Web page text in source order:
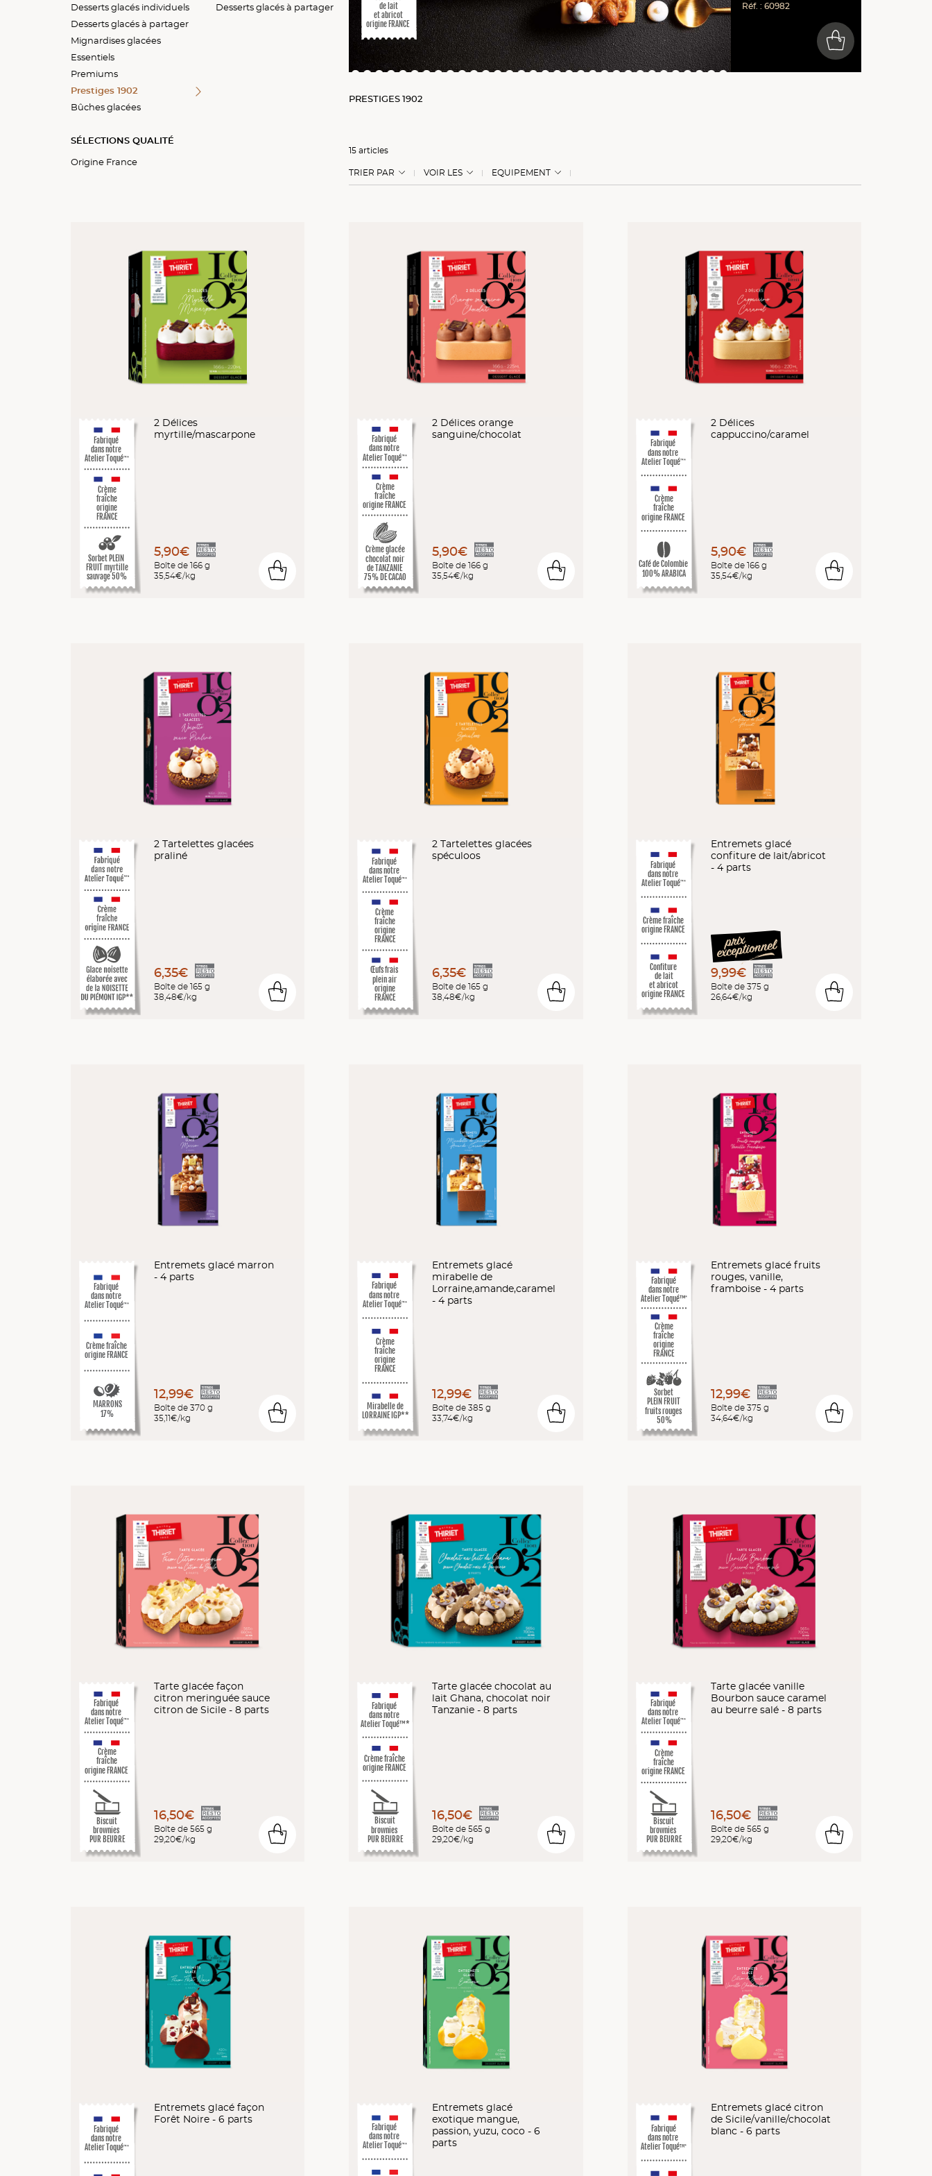
Desserts glacés individuels
Desserts glacés à partager
Mignardises glacées
Essentiels
Premiums
Prestiges 1902
Bûches glacées
SÉLECTIONS QUALITÉ
Origine France
Parfaits
Delissimo™
Twelve o'clock™
Desserts glacés à partager
Desserts glacés à partager
Desserts glacés à partager
de lait
et abricot
origine FRANCE
Réf. : 60982
0
PRESTIGES 1902
15 articles
TRIER PAR VOIR LES EQUIPEMENT
Fabriqué
dans notre
Atelier Toqué™*
Crème
fraîche
origine
FRANCE
Sorbet PLEIN
FRUIT myrtille
sauvage 50%
2 Délices
myrtille/mascarpone
5,90€
Boîte de 166 g
35,54€/kg
0
Crème
fraîche
origine FRANCE
Crème glacée
chocolat noir
de TANZANIE
75% DE CACAO
Fabriqué
dans notre
Atelier Toqué™*
2 Délices orange
sanguine/chocolat
5,90€
Boîte de 166 g
35,54€/kg
0
Fabriqué
dans notre
Atelier Toqué™*
Crème
fraîche
origine FRANCE
Café de Colombie
100% ARABICA
2 Délices
cappuccino/caramel
5,90€
Boîte de 166 g
35,54€/kg
0
2 Tartelettes glacées
praliné
6,35€
Boîte de 165 g
38,48€/kg
0
Fabriqué
dans notre
Atelier Toqué™*
Crème
fraîche
origine
FRANCE
Œufs frais
plein air
origine
FRANCE
2 Tartelettes glacées
spéculoos
6,35€
Boîte de 165 g
38,48€/kg
0
Confiture
de lait
et abricot
origine FRANCE
Fabriqué
dans notre
Atelier Toqué™*
Crème fraîche
origine FRANCE
Entremets glacé
confiture de lait/abricot
- 4 parts
9,99€
Boîte de 375 g
26,64€/kg
0
Fabriqué
dans notre
Atelier Toqué™*
Crème fraîche
origine FRANCE
MARRONS
17%
Entremets glacé marron
- 4 parts
12,99€
Boîte de 370 g
35,11€/kg
0
Fabriqué
dans notre
Atelier Toqué™*
Crème
fraîche
origine
FRANCE
Mirabelle de
LORRAINE IGP**
Entremets glacé
mirabelle de
Lorraine,amande,caramel
- 4 parts
12,99€
Boîte de 385 g
33,74€/kg
0
Fabriqué
dans notre
Atelier Toqué™*
Crème
fraîche
origine
FRANCE
Sorbet
PLEIN FRUIT
fruits rouges
50%
Entremets glacé fruits
rouges, vanille,
framboise - 4 parts
12,99€
Boîte de 375 g
34,64€/kg
0
Fabriqué
dans notre
Atelier Toqué™*
Crème
fraîche
origine FRANCE
Biscuit
brownies
PUR BEURRE
Tarte glacée façon
citron meringuée sauce
citron de Sicile - 8 parts
16,50€
Boîte de 565 g
29,20€/kg
0
Fabriqué
dans notre
Atelier Toqué™*
Crème fraîche
origine FRANCE
Biscuit
brownies
PUR BEURRE
Tarte glacée chocolat au
lait Ghana, chocolat noir
Tanzanie - 8 parts
16,50€
Boîte de 565 g
29,20€/kg
0
Fabriqué
dans notre
Atelier Toqué™*
Crème
fraîche
origine FRANCE
Biscuit
brownies
PUR BEURRE
Tarte glacée vanille
Bourbon sauce caramel
au beurre salé - 8 parts
16,50€
Boîte de 565 g
29,20€/kg
0
Fabriqué
dans notre
Atelier Toqué™*
Entremets glacé façon
Forêt Noire - 6 parts
Fabriqué
dans notre
Atelier Toqué™*
Entremets glacé
exotique mangue,
passion, yuzu, coco - 6
parts
Fabriqué
dans notre
Atelier ToquéTM*
Entremets glacé citron
de Sicile/vanille/chocolat
blanc - 6 parts